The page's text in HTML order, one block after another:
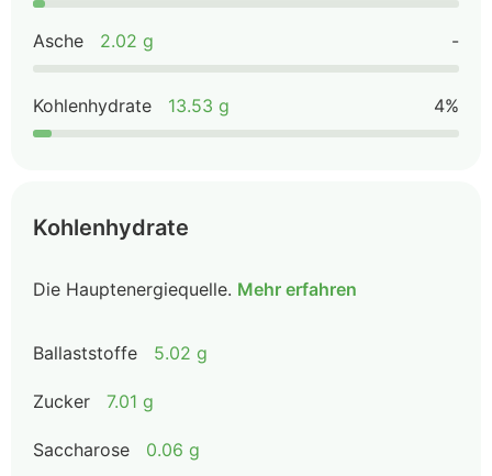
Asche 2.02 g -
Kohlenhydrate 13.53 g 4%
Kohlenhydrate
Die Hauptenergiequelle. Mehr erfahren
Ballaststoffe 5.02 g
Zucker 7.01 g
Saccharose 0.06 g